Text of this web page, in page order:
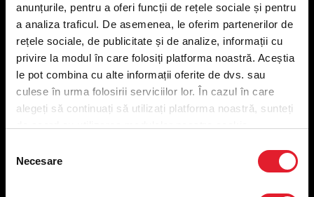
anunțurile, pentru a oferi funcții de rețele sociale și pentru
a analiza traficul. De asemenea, le oferim partenerilor de
rețele sociale, de publicitate și de analize, informații cu
privire la modul în care folosiți platforma noastră. Aceștia
le pot combina cu alte informații oferite de dvs. sau
culese în urma folosirii serviciilor lor. În cazul în care
alegeți să continuați să utilizați platforma noastră, sunteți
consimțământului
Necesare
Meniu livrare
Meniu ridicare
Nutriționale și Alergeni
Abonare Newsletter
Contact
Utile
Politica privind prelucrarea datelor